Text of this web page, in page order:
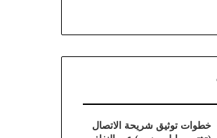
خطوات توثيق شريحة الاتصال